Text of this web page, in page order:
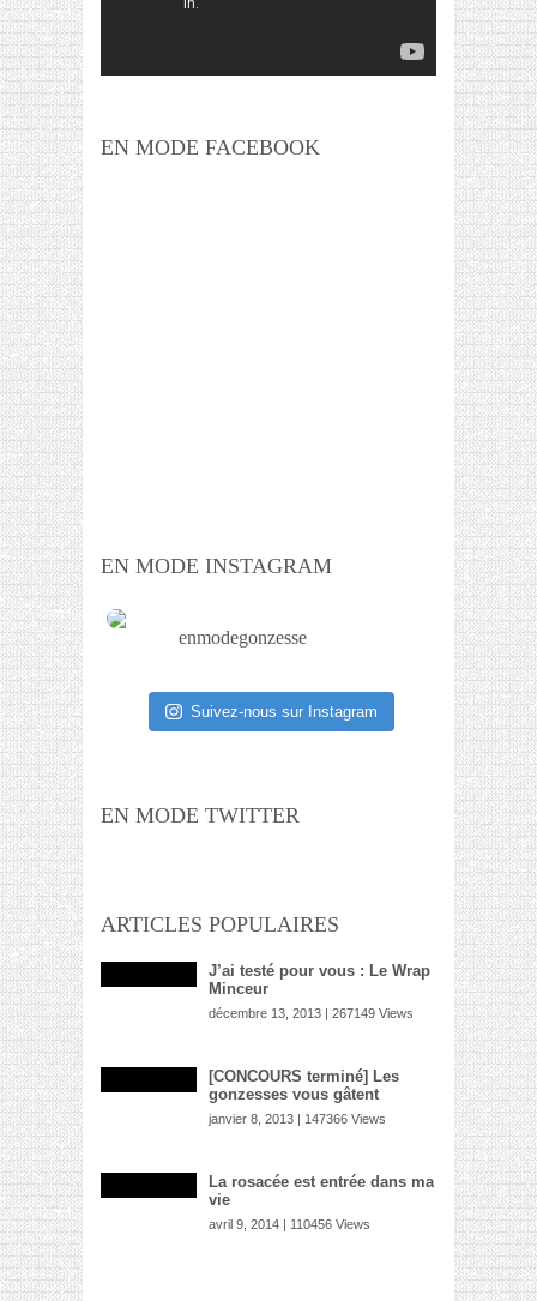
EN MODE FACEBOOK
EN MODE INSTAGRAM
enmodegonzesse
Suivez-nous sur Instagram
EN MODE TWITTER
ARTICLES POPULAIRES
J’ai testé pour vous : Le Wrap
Minceur
décembre 13, 2013 | 267149 Views
[CONCOURS terminé] Les
gonzesses vous gâtent
janvier 8, 2013 | 147366 Views
La rosacée est entrée dans ma
vie
avril 9, 2014 | 110456 Views